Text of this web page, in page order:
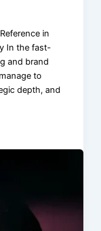
in
In the fast-
and brand
to
depth, and